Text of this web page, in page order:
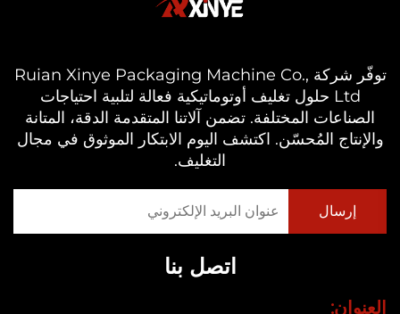
توفّر شركة Ruian Xinye Packaging Machine Co.,
Ltd حلول تغليف أوتوماتيكية فعالة لتلبية احتياجات
الصناعات المختلفة. تضمن آلاتنا المتقدمة الدقة، المتانة
والإنتاج المُحسّن. اكتشف اليوم الابتكار الموثوق في مجال
التغليف.
اتصل بنا
العنوان: